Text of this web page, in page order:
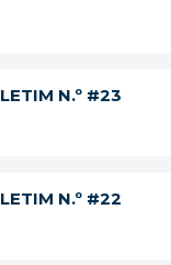
N.º #23
N.º #22